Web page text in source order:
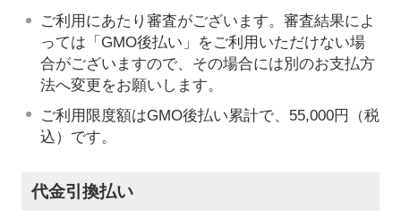
ご利用にあたり審査がございます。審査結果によ
っては「GMO後払い」をご利用いただけない場
合がございますので、その場合には別のお支払方
法へ変更をお願いします。
ご利用限度額はGMO後払い累計で、55,000円（税
込）です。
代金引換払い